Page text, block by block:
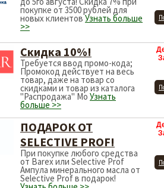
покупке от 3500 рублей для
новых клиентовУзнать больше
>>
Скидка 10%!
Требуется ввод промо-кода;
Промокод действует на весь
товар, даже на товар со
скидками и товар из каталога
"Распродажа" Мо Узнать
больше >>
ПОДАРОК ОТ
SELECTIVE PROF!
При покупке любого средства
от Barex или Selective Prof
Ампула минерального масла от
Selective Prof в подарок!